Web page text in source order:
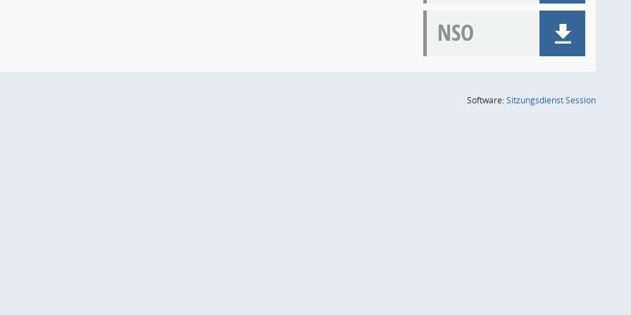
NSO
Software:SitzungsdienstSession(Wird in